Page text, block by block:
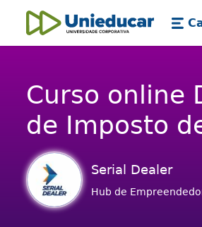
Skip main navigation
Skip to main content
Unieducar
Curso online
de Imposto
Serial Dealer
Hub de